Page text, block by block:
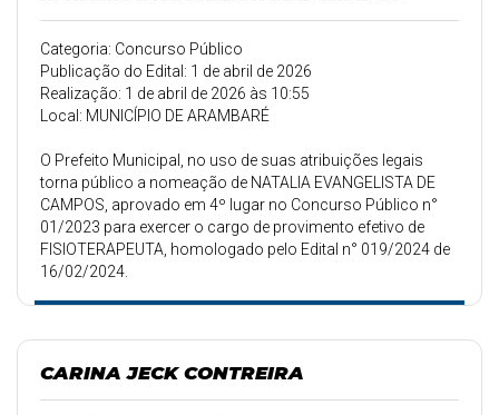
Categoria: Concurso Público
Publicação do Edital: 1 de abril de 2026
Realização: 1 de abril de 2026 às 10:55
Local: MUNICÍPIO DE ARAMBARÉ
O Prefeito Municipal, no uso de suas atribuições legais
torna público a nomeação de NATALIA EVANGELISTA DE
CAMPOS, aprovado em 4º lugar no Concurso Público n°
01/2023 para exercer o cargo de provimento efetivo de
FISIOTERAPEUTA, homologado pelo Edital n° 019/2024 de
16/02/2024.
CARINA JECK CONTREIRA